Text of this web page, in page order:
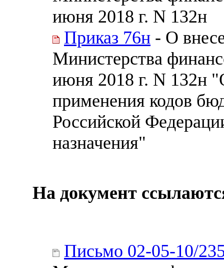
июня 2018 г. N 132н
Приказ 76н - О
Министерства
июня 2018 г. N 132н
применения кодов
Российской
назначения"
На документ
Письмо 02-05-10/